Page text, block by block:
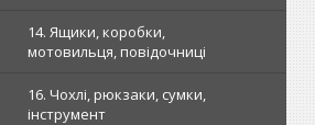
14. Ящики, коробки,
мотовильця, повідочниці
16. Чохлі, рюкзаки, сумки,
інструмент